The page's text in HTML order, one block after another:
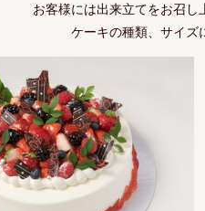
お客様には出来立てをお召し
ケーキの種類、サイズ